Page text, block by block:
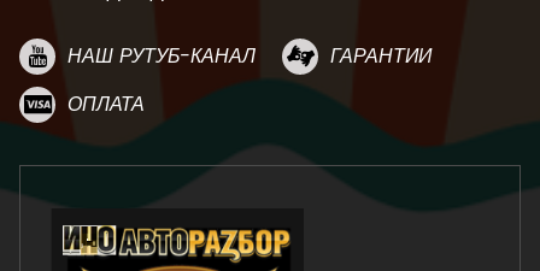
НАШ РУТУБ-КАНАЛ
ГАРАНТИИ
ОПЛАТА